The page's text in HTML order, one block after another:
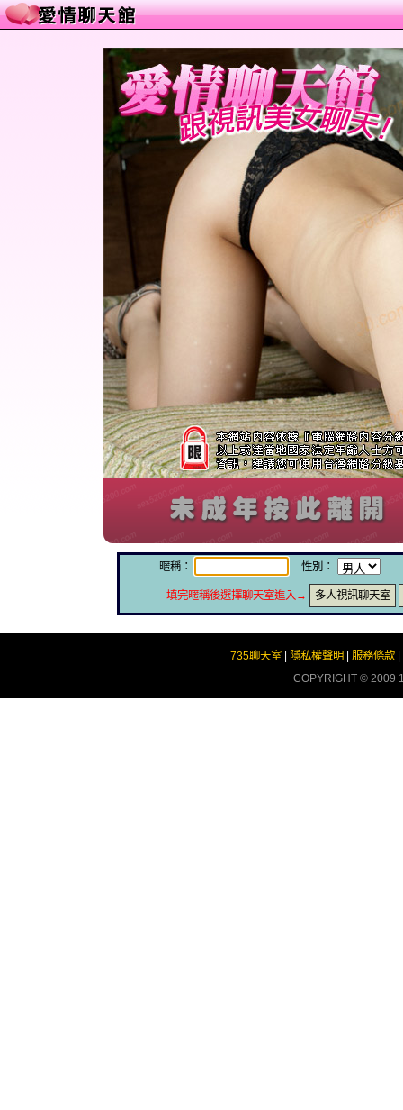
暱稱： 性別：
填完暱稱後選擇聊天室進入→ 多人視訊聊天室
735聊天室 隱私權聲明 服務條款
COPYRIGHT © 2009